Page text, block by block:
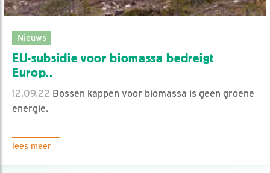
Nieuws
EU-subsidie voor biomassa bedreigt
Europ..
12.09.22 Bossen kappen voor biomassa is geen groene
energie.
lees meer